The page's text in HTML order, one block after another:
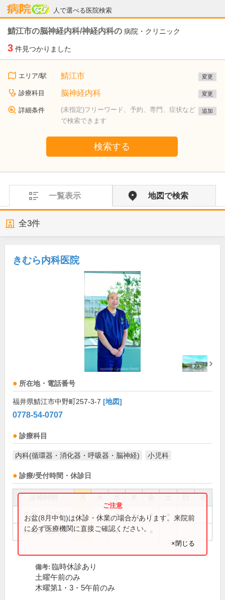
人で選べる医院検索
病院なび
鯖江市の脳神経内科/神経内科の 病院・クリニック
3 件見つかりました
エリア/駅 鯖江市 変更
診療科目 脳神経内科 変更
詳細条件
(未指定)フリーワード、予約、専門、症状など
で検索できます
追加
検索する
一覧表示 地図で検索
全3件
きむら内科医院
所在地・電話番号
福井県鯖江市中野町257-3-7 [地図]
0778-54-0707
診療科目
内科(循環器・消化器・呼吸器・脳神経) 小児科
診療/受付時間・休診日
祝
8:45～12:00 ● ● ● ● ●
14:00～18:00 ● ● ●
お盆(8月中旬)は休診・休業の場合があります。来院前
に必ず医療機関に直接ご確認ください。
×閉じる
備考: 臨時休診あり
土曜午前のみ
木曜第1・3・5午前のみ